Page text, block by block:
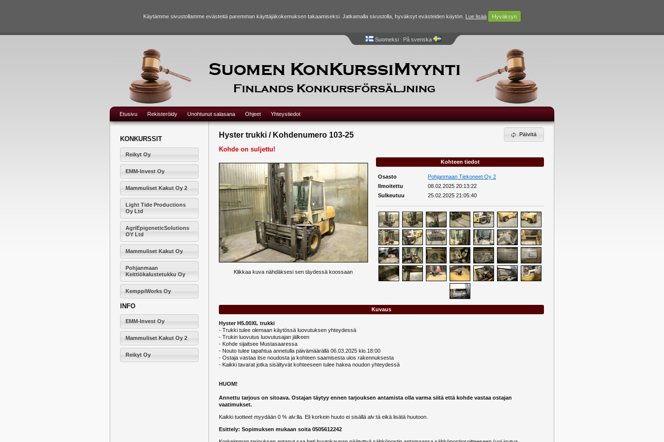
Käytämme sivustollamme evästeitä paremman käyttäjäkokemuksen takaamiseksi. Jatkamalla sivustolla, hyväksyt evästeiden käytön. Lue lisää Hyväksyn
Suomeksi| På svenska
Etusivu Rekisteröidy Unohtunut salasana Ohjeet Yhteystiedot
KONKURSSIT
Reikyt Oy
EMM-Invest Oy
Mammuliset Kakut Oy 2
Light Tide Productions
Oy Ltd
AgriEpigeneticSolutions
OY Ltd
Mammuliset Kakut Oy
Pohjanmaan
Keittiökalustetukku Oy
KemppiWorks Oy
INFO
EMM-Invest Oy
Mammuliset Kakut Oy 2
Reikyt Oy
Päivitä
Hyster trukki / Kohdenumero 103-25
Kohde on suljettu!
Klikkaa kuva nähdäksesi sen täydessä koossaan
Kohteen tiedot
Osasto
Pohjanmaan Tiekoneet Oy 2
Ilmoitettu
08.02.2025 20:13:22
Sulkeutuu
25.02.2025 21:05:40
Kuvaus
Hyster H5.00XL trukki
- Trukki tulee olemaan käytössä luovutuksen yhteydessä
- Trukin luovutus luovutusajan jälkeen
- Kohde sijaitsee Mustasaaressa
- Nouto tulee tapahtua annetulla päivämäärällä 06.03.2025 klo.18:00
- Ostaja vastaa itse noudosta ja kohteen saamisesta ulos rakennuksesta
- Kaikki tavarat jotka sisältyvät kohteeseen tulee hakea noudon yhteydessä
HUOM!
Annettu tarjous on sitoava. Ostajan täytyy ennen tarjouksen antamista olla varma siitä että kohde vastaa ostajan
vaatimukset.
Kaikki tuotteet myydään 0 % alv:lla. Eli korkein huuto ei sisällä alv:tä eikä lisätä huutoon.
Esittely: Sopimuksen mukaan soita 0505612242